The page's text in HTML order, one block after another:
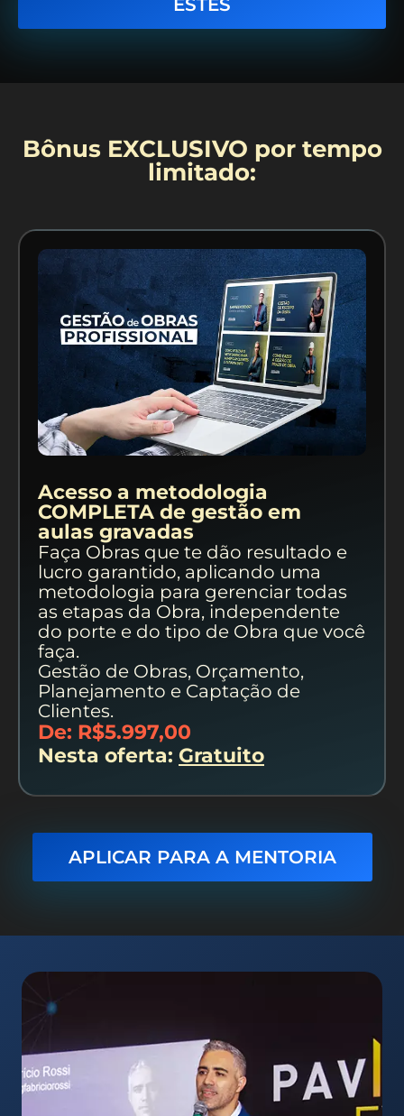
Bônus EXCLUSIVO por tempo
limitado:
Acesso a metodologia
COMPLETA de gestão em
aulas gravadas
Faça Obras que te dão resultado e
lucro garantido, aplicando uma
metodologia para gerenciar todas
as etapas da Obra, independente
do porte e do tipo de Obra que você
faça.
Gestão de Obras, Orçamento,
Planejamento e Captação de
Clientes.
De: R$5.997,00
Nesta oferta: Gratuito
APLICAR PARA A MENTORIA